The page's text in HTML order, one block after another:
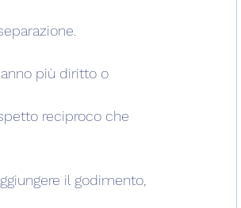
più diritto o
reciproco che
il godimento,